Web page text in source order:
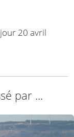
20 avril
par ...